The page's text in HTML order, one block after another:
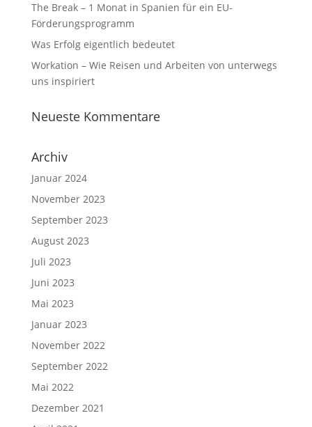
The Break – 1 Monat in Spanien für ein EU-
Förderungsprogramm
Was Erfolg eigentlich bedeutet
Workation – Wie Reisen und Arbeiten von unterwegs
uns inspiriert
Neueste Kommentare
Archiv
Januar 2024
November 2023
September 2023
August 2023
Juli 2023
Juni 2023
Mai 2023
Januar 2023
November 2022
September 2022
Mai 2022
Dezember 2021